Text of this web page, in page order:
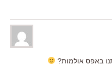
באפס אולמות?